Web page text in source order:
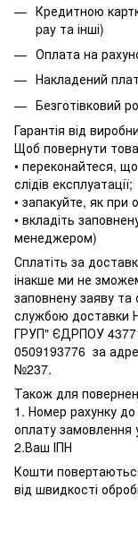
Кредитною
pay та інші)
Оплата на
Накладений
Безготівковий
Гарантія від
Щоб повернути
• переконайтеся,
слідів експлуатації;
• запакуйте, як при
• вкладіть
менеджером)
Сплатіть за
інакше ми не
заповнену заяву та
службою доставки
ГРУП" ЄДРПОУ
0509193776 за
№237.
Також для
1. Номер рахунку
оплату замовлення
2.Ваш ІПН
Кошти
від швидкості